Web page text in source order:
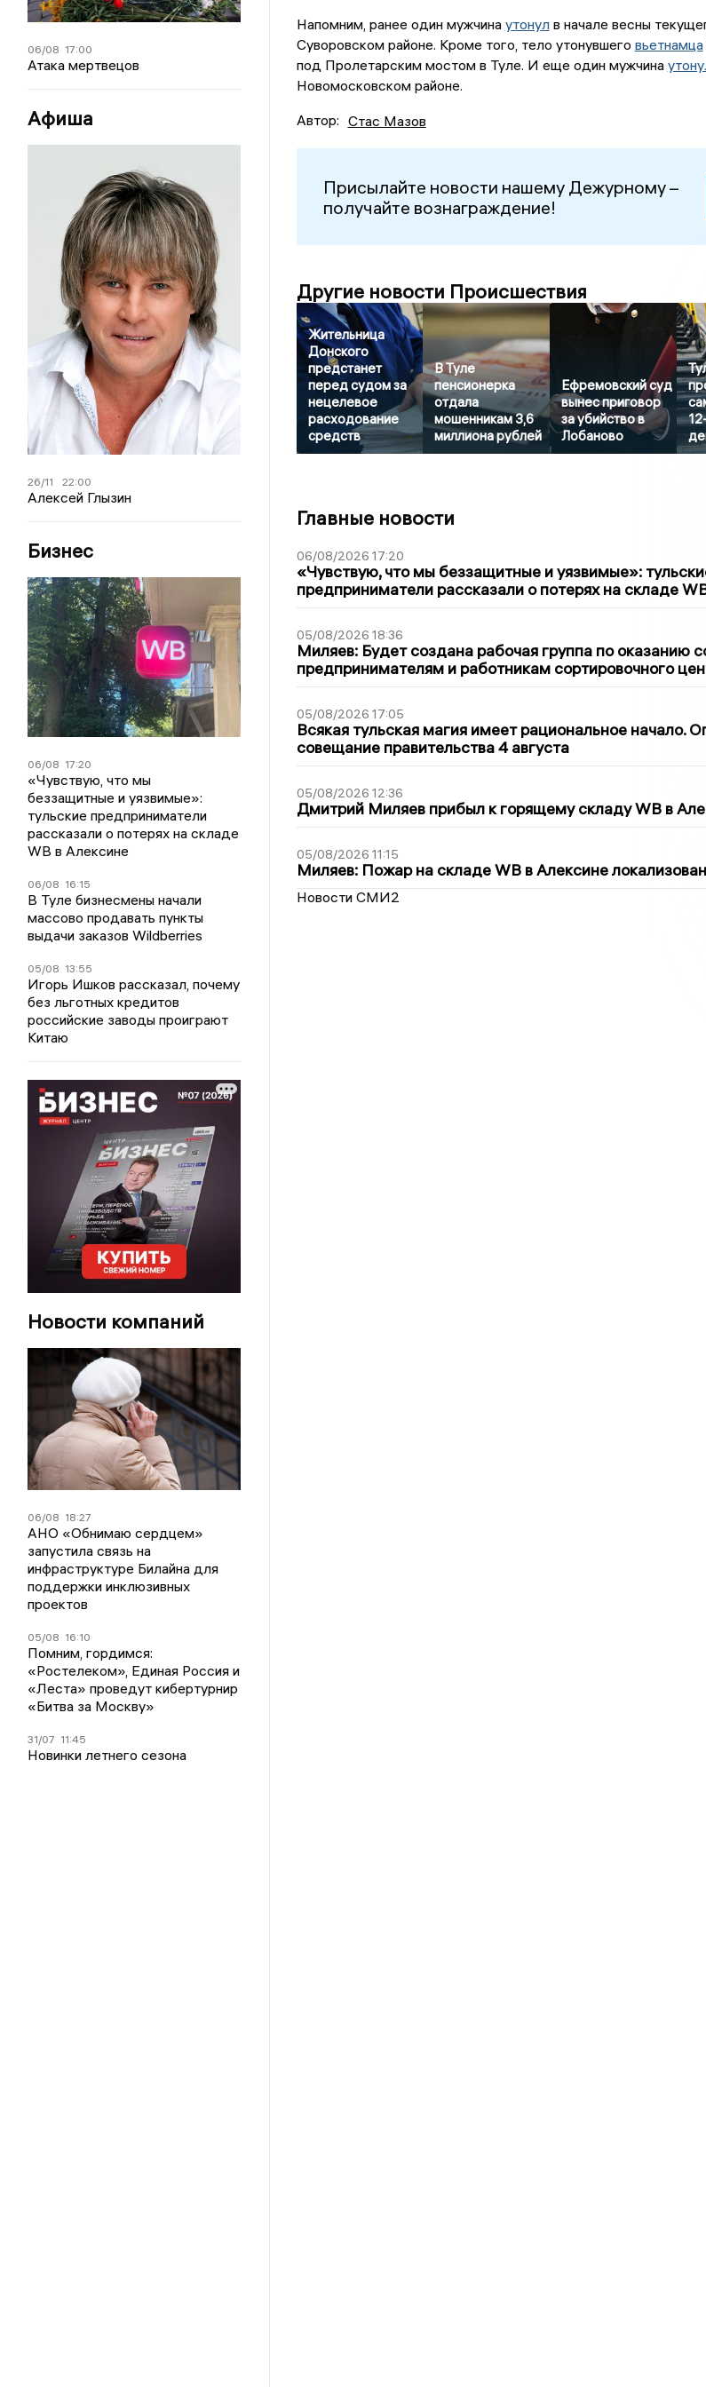
06/08 17:00
Атака мертвецов
Афиша
26/11 22:00
Алексей Глызин
Бизнес
06/08 17:20
«Чувствую, что мы
беззащитные и уязвимые»:
тульские предприниматели
рассказали о потерях на складе
WB в Алексине
06/08 16:15
В Туле бизнесмены начали
массово продавать пункты
выдачи заказов Wildberries
05/08 13:55
Игорь Ишков рассказал, почему
без льготных кредитов
российские заводы проиграют
Китаю
Новости компаний
06/08 18:27
АНО «Обнимаю сердцем»
запустила связь на
инфраструктуре Билайна для
поддержки инклюзивных
проектов
05/08 16:10
Помним, гордимся:
«Ростелеком», Единая Россия и
«Леста» проведут кибертурнир
«Битва за Москву»
31/07 11:45
Новинки летнего сезона
Напомним, ранее один мужчина утонулв начале весны
Суворовском районе. Кроме того, тело утонувшего вьетнамца
под Пролетарским мостом в Туле. И еще один мужчина
Новомосковском районе.
Автор: Стас Мазов
Присылайте новости нашему Дежурному –
получайте вознаграждение!
Другие новости Происшествия
Жительница
Донского
предстанет
перед судом за
нецелевое
расходование
средств
В Туле
пенсионерка
отдала
мошенникам 3,6
миллиона рублей
Ефремовский суд
вынес приговор
за убийство в
Лобаново
Главные новости
06/08/2026 17:20
«Чувствую, что мы беззащитные и уязвимые»:
предприниматели рассказали о потерях на складе
05/08/2026 18:36
Миляев: Будет создана рабочая группа по оказанию
предпринимателям и работникам сортировочного
05/08/2026 17:05
Всякая тульская магия имеет рациональное начало.
совещание правительства 4 августа
05/08/2026 12:36
Дмитрий Миляев прибыл к горящему складу WB в
05/08/2026 11:15
Миляев: Пожар на складе WB в Алексине локализован
Новости СМИ2